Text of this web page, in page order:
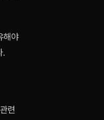
해야
.
련